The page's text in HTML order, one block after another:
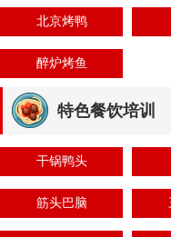
北京烤鸭
醉炉烤鱼
特色餐饮培训
干锅鸭头
筋头巴脑